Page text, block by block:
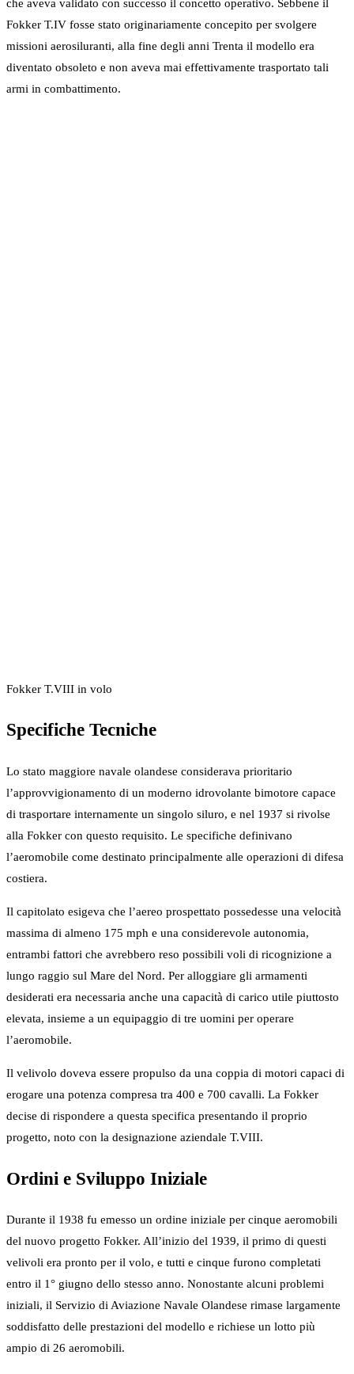
che aveva validato con successo il concetto operativo. Sebbene il
Fokker T.IV fosse stato originariamente concepito per svolgere
missioni aerosiluranti, alla fine degli anni Trenta il modello era
diventato obsoleto e non aveva mai effettivamente trasportato tali
armi in combattimento.
Fokker T.VIII in volo
Specifiche Tecniche
Lo stato maggiore navale olandese considerava prioritario
l’approvvigionamento di un moderno idrovolante bimotore capace
di trasportare internamente un singolo siluro, e nel 1937 si rivolse
alla Fokker con questo requisito. Le specifiche definivano
l’aeromobile come destinato principalmente alle operazioni di difesa
costiera.
Il capitolato esigeva che l’aereo prospettato possedesse una velocità
massima di almeno 175 mph e una considerevole autonomia,
entrambi fattori che avrebbero reso possibili voli di ricognizione a
lungo raggio sul Mare del Nord. Per alloggiare gli armamenti
desiderati era necessaria anche una capacità di carico utile piuttosto
elevata, insieme a un equipaggio di tre uomini per operare
l’aeromobile.
Il velivolo doveva essere propulso da una coppia di motori capaci di
erogare una potenza compresa tra 400 e 700 cavalli. La Fokker
decise di rispondere a questa specifica presentando il proprio
progetto, noto con la designazione aziendale T.VIII.
Ordini e Sviluppo Iniziale
Durante il 1938 fu emesso un ordine iniziale per cinque aeromobili
del nuovo progetto Fokker. All’inizio del 1939, il primo di questi
velivoli era pronto per il volo, e tutti e cinque furono completati
entro il 1° giugno dello stesso anno. Nonostante alcuni problemi
iniziali, il Servizio di Aviazione Navale Olandese rimase largamente
soddisfatto delle prestazioni del modello e richiese un lotto più
ampio di 26 aeromobili.